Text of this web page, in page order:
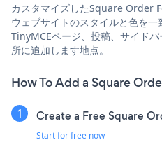
カスタマイズしたSquare Order
ウェブサイトのスタイルと色を
TinyMCEページ、投稿、サイド
所に追加します地点。
How To Add a Square
Create a Free Square
Start for free now